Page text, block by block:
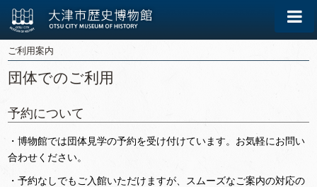
ご利用案内
団体でのご利用
予約について
・博物館では団体見学の予約を受け付けています。お気軽にお問い
合わせください。
・予約なしでもご入館いただけますが、スムーズなご案内の対応の